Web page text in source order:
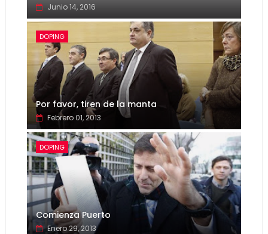
Junio 14, 2016
DOPING
Por favor, tiren de la manta
Febrero 01, 2013
DOPING
Comienza Puerto
Enero 29, 2013